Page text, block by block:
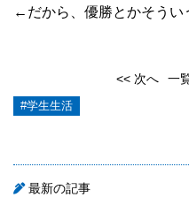
←だから、優勝とかそうい
<< 次へ 一
#学生生活
最新の記事